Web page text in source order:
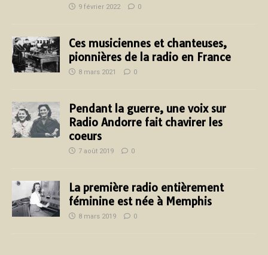
9 février 2022 0
Ces musiciennes et chanteuses,
pionnières de la radio en France
8 mars 2021 0
Pendant la guerre, une voix sur
Radio Andorre fait chavirer les
coeurs
7 août 2019 0
La première radio entièrement
féminine est née à Memphis
8 mars 2019 0